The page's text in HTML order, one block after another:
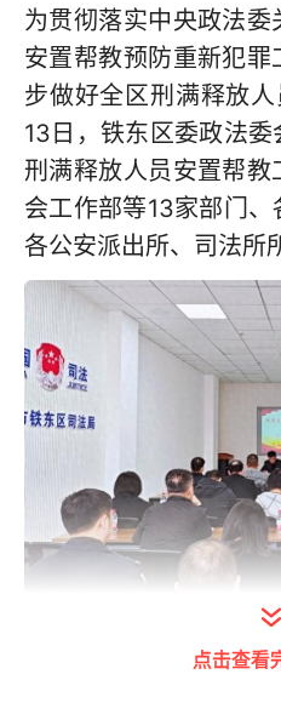
为贯彻落实中央政法
安置帮教预防重新犯
步做好全区刑满释放
13日，铁东区委政法
刑满释放人员安置帮
会工作部等13家部门、
各公安派出所、司法所
会议学习传达了中共
点击查看